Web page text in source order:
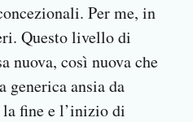
Per me, in
Questo livello di
nuova, così nuova che
generica ansia da
fine e l’inizio di